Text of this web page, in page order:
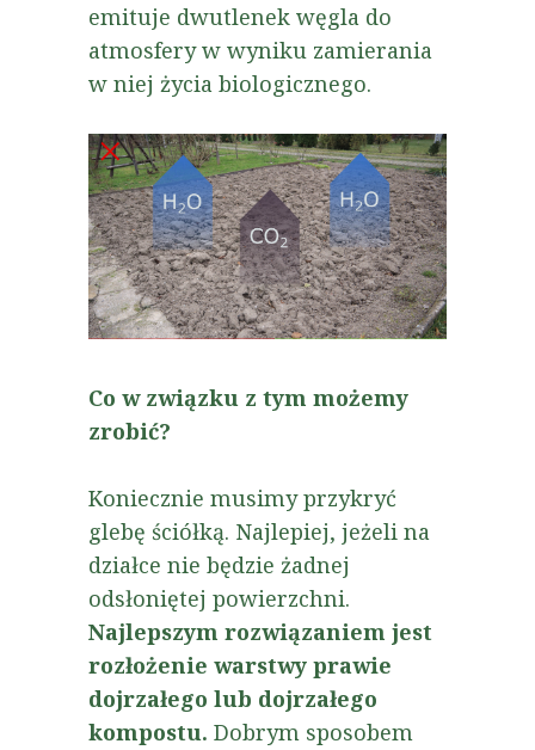
emituje dwutlenek węgla do
atmosfery w wyniku zamierania
w niej życia biologicznego.
Co w związku z tym możemy
zrobić?
Koniecznie musimy przykryć
glebę ściółką. Najlepiej, jeżeli na
działce nie będzie żadnej
odsłoniętej powierzchni.
Najlepszym rozwiązaniem jest
rozłożenie warstwy prawie
dojrzałego lub dojrzałego
kompostu. Dobrym sposobem